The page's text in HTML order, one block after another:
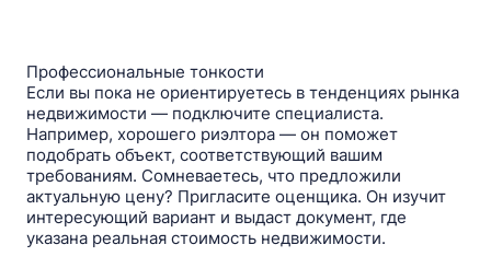
Профессиональные тонкости
Если вы пока не ориентируетесь в тенденциях рынка
недвижимости — подключите специалиста.
Например, хорошего риэлтора — он поможет
подобрать объект, соответствующий вашим
требованиям. Сомневаетесь, что предложили
актуальную цену? Пригласите оценщика. Он изучит
интересующий вариант и выдаст документ, где
указана реальная стоимость недвижимости.